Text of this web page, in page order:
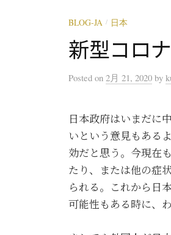
BLOG-JA / 日本
新型コロ
Posted on 2月 21, 2020 by
日本政府はいまだに
いという意見もある
効だと思う。今現在
たり、または他の症
られる。これから日
可能性もある時に、